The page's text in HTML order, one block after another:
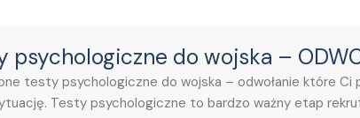
psychologiczne do wojska –
testy psychologiczne do wojska – odwołanie które Ci
Testy psychologiczne to bardzo ważny etap